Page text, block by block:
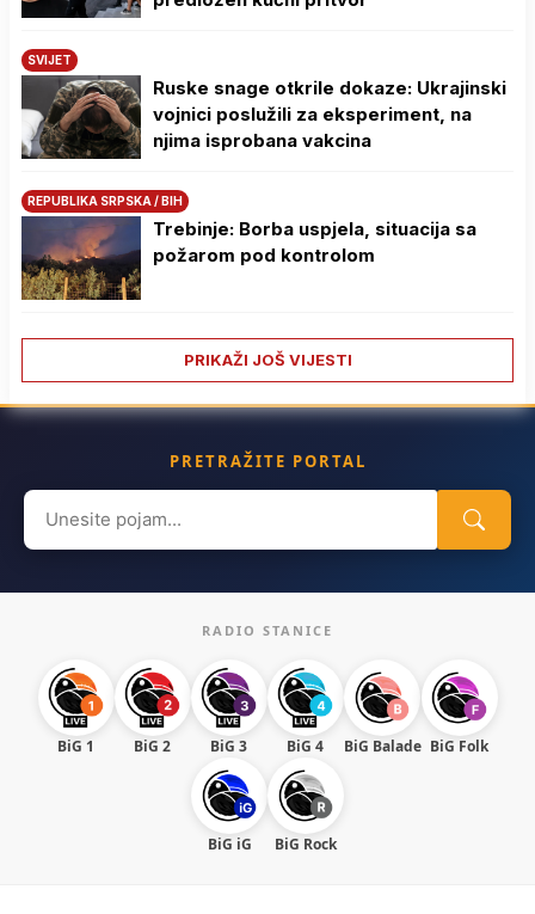
SVIJET
Ruske snage otkrile dokaze: Ukrajinski
vojnici poslužili za eksperiment, na
njima isprobana vakcina
REPUBLIKA SRPSKA / BIH
Trebinje: Borba uspjela, situacija sa
požarom pod kontrolom
PRIKAŽI JOŠ VIJESTI
PRETRAŽITE PORTAL
Search
for:
RADIO STANICE
BiG 1 BiG 2 BiG 3 BiG 4 BiG Balade BiG Folk
BiG iG BiG Rock